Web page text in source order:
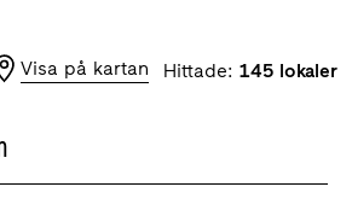
Visa på kartan Hittade: 145 lokaler